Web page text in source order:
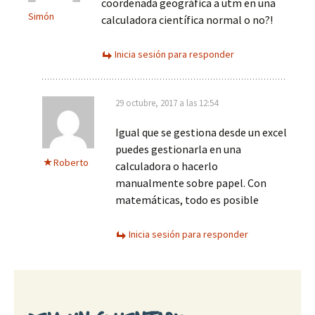
Simón
coordenada geográfica a utm en una
calculadora científica normal o no?!
Inicia sesión para responder
Roberto
29 octubre, 2017 a las 12:54
Igual que se gestiona desde un excel
puedes gestionarla en una
calculadora o hacerlo
manualmente sobre papel. Con
matemáticas, todo es posible
Inicia sesión para responder